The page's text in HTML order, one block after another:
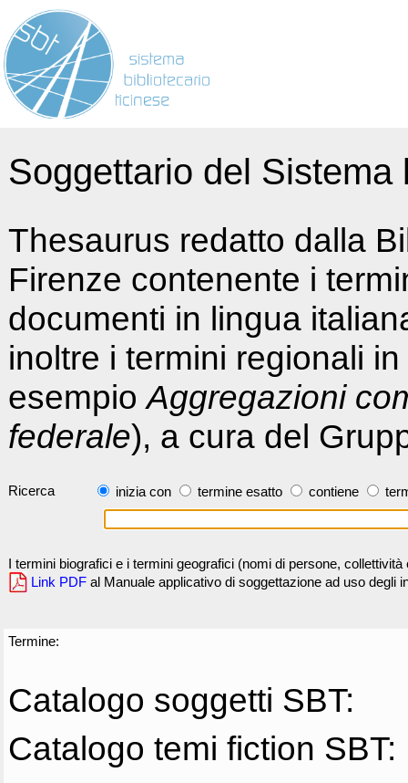
Soggettario del
Thesaurus redatto dalla
Firenze contenente i
documenti in lingua
inoltre i termini regionali
esempioAggregazioni
federale), a cura del
Ricerca inizia con termine esatto contiene
I termini biografici e i termini geografici (nomi di persone,
Link PDF al Manuale applicativo di soggettazione ad uso degli
Termine:
Catalogo soggetti SBT:
Catalogo temi fiction SBT: